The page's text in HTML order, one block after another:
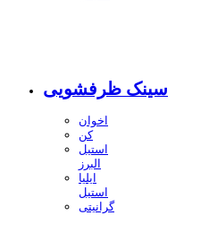
سینک ظرفشویی
اخوان
کن
استیل
البرز
ایلیا
استیل
گرانیتی